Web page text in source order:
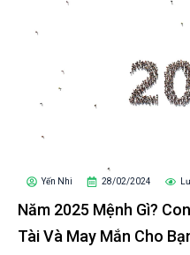
Yến Nhi 28/02/2024
Năm 2025 Mệnh Gì?
Tài Và May Mắn Cho